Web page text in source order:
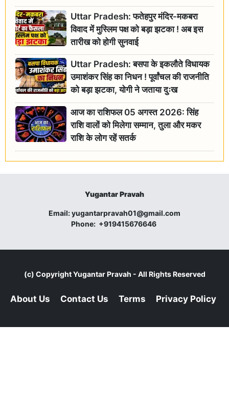
Uttar Pradesh: फतेहपुर मंदिर-मकबरा
विवाद में मुस्लिम पक्ष को बड़ा झटका ! अब इस
तारीख को होगी सुनवाई
Uttar Pradesh: बसपा के इकलौते विधायक
उमाशंकर सिंह का निधन ! पूर्वांचल की राजनीति
को बड़ा झटका, योगी ने जताया दुःख
आज का राशिफल 05 अगस्त 2026: सिंह
राशि वालों को मिलेगा सम्मान, तुला और मकर
राशि के लोग रहें सतर्क
Yugantar Pravah
Email:yugantarpravah01@gmail.com
Phone: +919415676646
(c) CopyrightYugantar Pravah - All Rights Reserved
About Us Contact Us Terms Privacy Policy